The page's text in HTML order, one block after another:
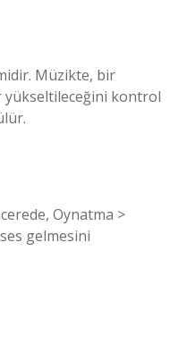
Müzikte, bir
yükseltileceğini kontrol
Oynatma >
gelmesini